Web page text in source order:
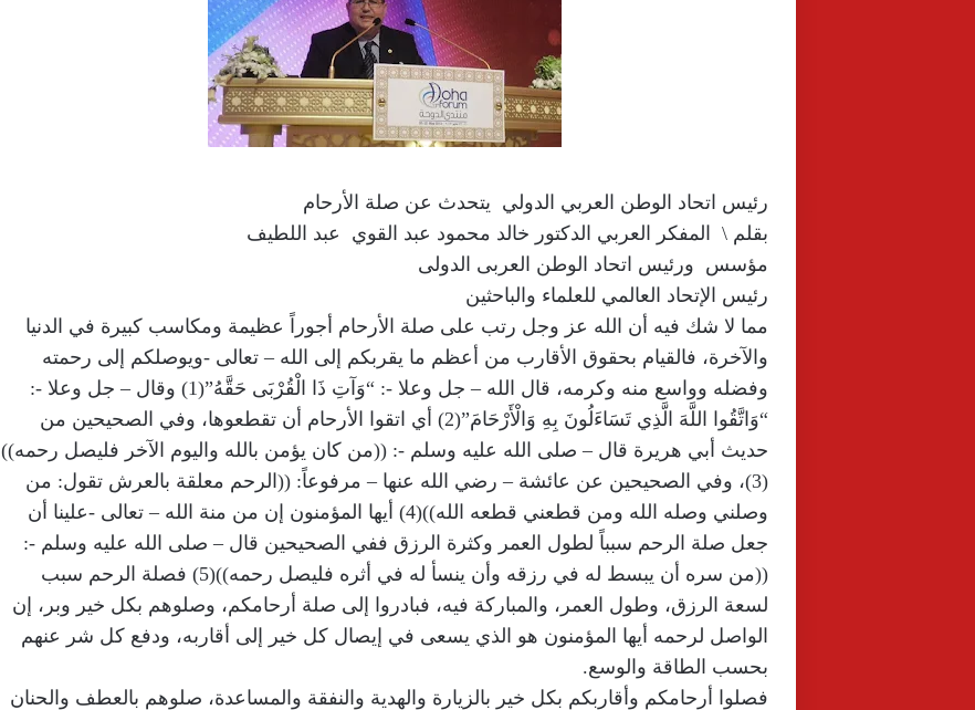
رئيس اتحاد الوطن العربي الدولي يتحدث عن صلة الأرحام
بقلم \ المفكر العربي الدكتور خالد محمود عبد القوي عبد اللطيف
مؤسس ورئيس اتحاد الوطن العربى الدولى
رئيس الإتحاد العالمي للعلماء والباحثين
مما لا شك فيه أن الله عز وجل رتب على صلة الأرحام أجوراً عظيمة ومكاسب كبيرة في الدنيا
والآخرة، فالقيام بحقوق الأقارب من أعظم ما يقربكم إلى الله – تعالى -ويوصلكم إلى رحمته
وفضله وواسع منه وكرمه، قال الله – جل وعلا -: “وَآتِ ذَا الْقُرْبَى حَقَّهُ”(1) وقال – جل وعلا -:
“وَاتَّقُوا اللَّهَ الَّذِي تَسَاءَلُونَ بِهِ وَالْأَرْحَامَ”(2) أي اتقوا الأرحام أن تقطعوها، وفي الصحيحين من
حديث أبي هريرة قال – صلى الله عليه وسلم -: ((من كان يؤمن بالله واليوم الآخر فليصل رحمه))
(3)، وفي الصحيحين عن عائشة – رضي الله عنها – مرفوعاً: ((الرحم معلقة بالعرش تقول: من
وصلني وصله الله ومن قطعني قطعه الله))(4) أيها المؤمنون إن من منة الله – تعالى -علينا أن
جعل صلة الرحم سبباً لطول العمر وكثرة الرزق ففي الصحيحين قال – صلى الله عليه وسلم -:
((من سره أن يبسط له في رزقه وأن ينسأ له في أثره فليصل رحمه))(5) فصلة الرحم سبب
لسعة الرزق، وطول العمر، والمباركة فيه، فبادروا إلى صلة أرحامكم، وصلوهم بكل خير وبر، إن
الواصل لرحمه أيها المؤمنون هو الذي يسعى في إيصال كل خير إلى أقاربه، ودفع كل شر عنهم
بحسب الطاقة والوسع.
فصلوا أرحامكم وأقاربكم بكل خير بالزيارة والهدية والنفقة والمساعدة، صلوهم بالعطف والحنان